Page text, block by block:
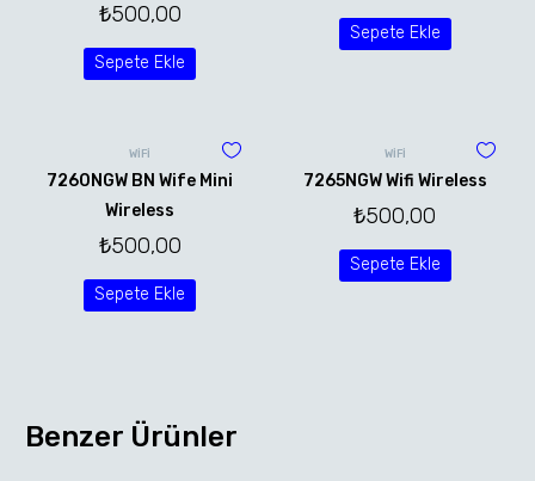
₺500,00
Sepete Ekle
Sepete Ekle
WİFİ
7260NGW BN Wife Mini
Wireless
₺500,00
Sepete Ekle
WİFİ
7265NGW Wifi Wireless
₺500,00
Sepete Ekle
Benzer Ürünler